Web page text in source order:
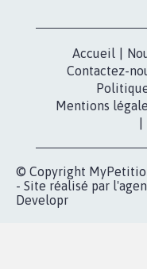
Accueil
Contactez-
Mentions
© Copyright
- Site réalisé par
Developr